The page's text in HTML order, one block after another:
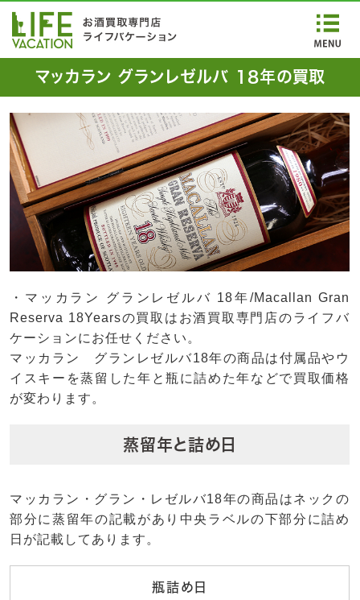
マッカラン グランレゼルバ 18年の買取
・マッカラン グランレゼルバ 18年/Macallan Gran
Reserva 18Yearsの買取はお酒買取専門店のライフバ
ケーションにお任せください。
マッカラン グランレゼルバ18年の商品は付属品やウ
イスキーを蒸留した年と瓶に詰めた年などで買取価格
が変わります。
蒸留年と詰め日
マッカラン・グラン・レゼルバ18年の商品はネックの
部分に蒸留年の記載があり中央ラベルの下部分に詰め
日が記載してあります。
瓶詰め日